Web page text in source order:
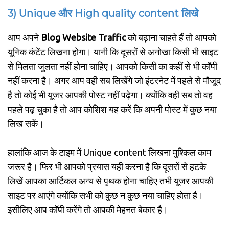
3) Unique और High quality content लिखे
आप अपने Blog Website Trafficको बढ़ाना चाहते हैं तो आपको
यूनिक कंटेंट लिखना होगा। यानी कि दूसरों से अनोखा किसी भी साइट
से मिलता जुलता नहीं होना चाहिए। आपको किसी का कहीं से भी कॉपी
नहीं करना है। अगर आप वही सब लिखेंगे जो इंटरनेट में पहले से मौजूद
है तो कोई भी यूजर आपकी पोस्ट नहीं पढ़ेगा। क्योंकि वही सब तो वह
पहले पढ़ चुका है तो आप कोशिश यह करें कि अपनी पोस्ट में कुछ नया
लिख सकें।
हालांकि आज के टाइम में Unique content लिखना मुश्किल काम
जरूर है। फिर भी आपको प्रयास यही करना है कि दूसरों से हटके
लिखें आपका आर्टिकल अन्य से पृथक होना चाहिए तभी यूजर आपकी
साइट पर आएंगे क्योंकि सभी को कुछ न कुछ नया चाहिए होता है।
इसीलिए आप कॉपी करेंगे तो आपकी मेहनत बेकार है।